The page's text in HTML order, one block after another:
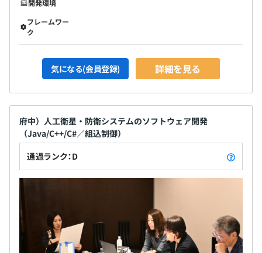
開発環境
フレームワー
ク
気になる(会員登録) 詳細を見る
府中）人工衛星・防衛システムのソフトウェア開発
（Java/C++/C#／組込制御）
通過ランク：D